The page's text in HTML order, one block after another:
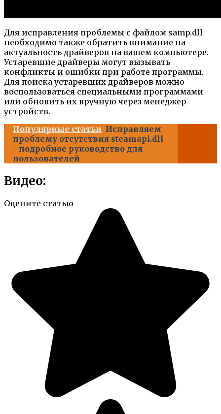
Для исправления проблемы с файлом samp.dll
необходимо также обратить внимание на
актуальность драйверов на вашем компьютере.
Устаревшие драйверы могут вызывать
конфликты и ошибки при работе программы.
Для поиска устаревших драйверов можно
воспользоваться специальными программами
или обновить их вручную через менеджер
устройств.
Популярные статьи Исправляем
проблему отсутствия steamapi.dll
- подробное руководство для
пользователей
Видео:
Оцените статью